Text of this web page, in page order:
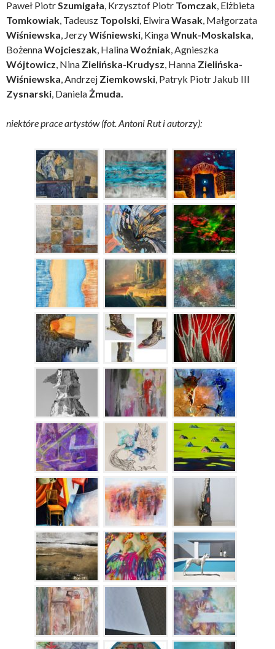
Paweł PiotrSzumigała, Krzysztof Piotr Tomczak, Elżbieta
Tomkowiak, Tadeusz Topolski, ElwiraWasak, Małgorzata
Wiśniewska, JerzyWiśniewski, KingaWnuk-Moskalska,
BożennaWojcieszak, HalinaWoźniak, Agnieszka
Wójtowicz, Nina Zielińska-Krudysz, Hanna Zielińska-
Wiśniewska, Andrzej Ziemkowski, Patryk Piotr Jakub III
Zysnarski, DanielaŻmuda.
niektóre prace artystów (fot. Antoni Rut i autorzy):